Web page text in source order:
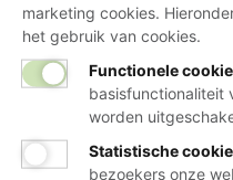
marketing cookies.
het gebruik van cookies.
Functionele
basisfunctionaliteit
worden
Statistische
bezoekers onze